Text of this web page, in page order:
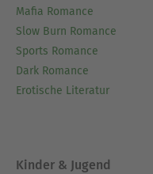
Mafia Romance
Slow Burn Romance
Sports Romance
Dark Romance
Erotische Literatur
Kinder & Jugend